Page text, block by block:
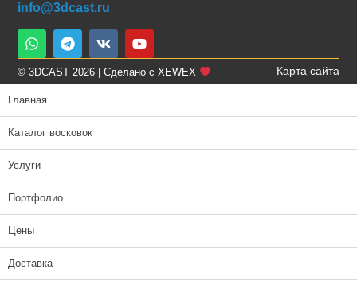
info@3dcast.ru
© 3DCAST 2026 | Сделано с XEWEX Карта сайта
Главная
Каталог восковок
Услуги
Портфолио
Цены
Доставка